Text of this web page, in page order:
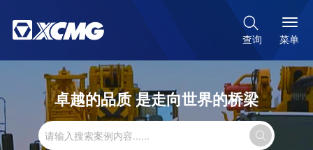

查询 菜单
卓越的品质 是走向世界的桥梁
